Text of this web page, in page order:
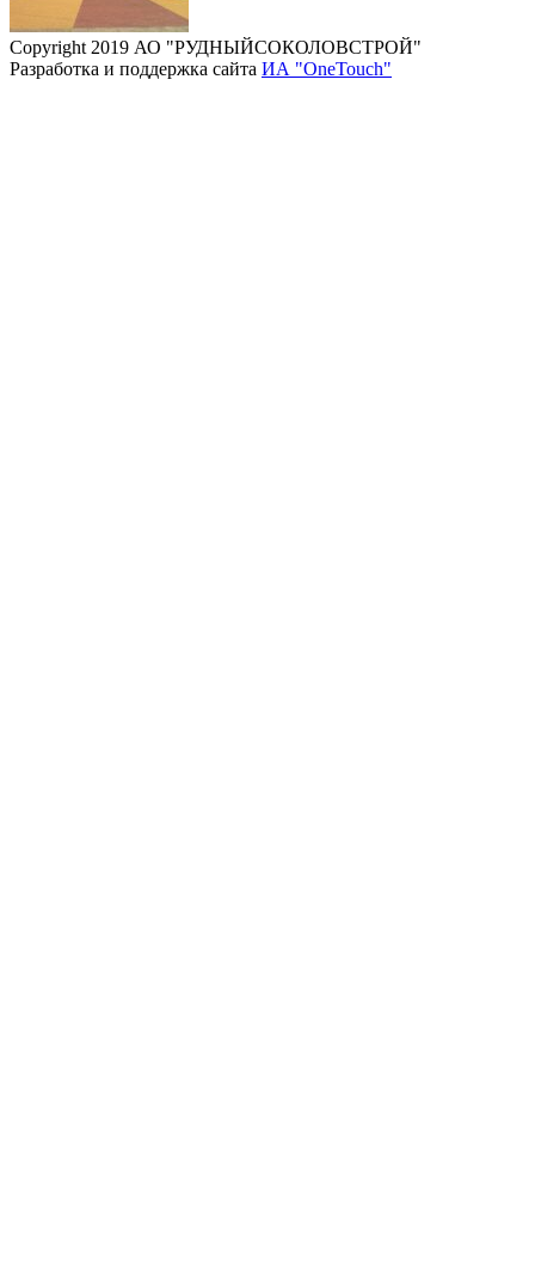
Copyright 2019 АО "РУДНЫЙСОКОЛОВСТРОЙ"
Разработка и поддержка сайта ИА "OneTouch"